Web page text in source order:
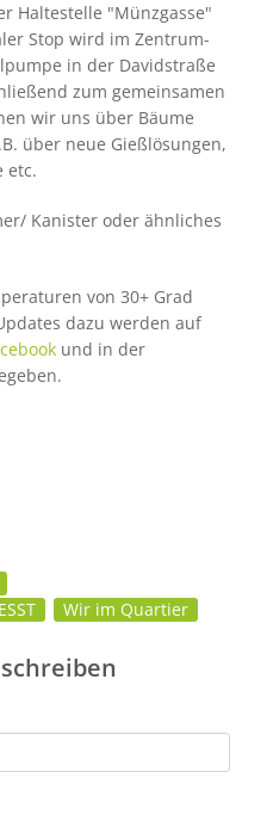
Haltestelle "Münzgasse"
Stop wird im Zentrum-
in der Davidstraße
zum gemeinsamen
wir uns über Bäume
über neue Gießlösungen,
etc.
Kanister oder ähnliches
von 30+ Grad
dazu werden auf
und in der
Wir im Quartier